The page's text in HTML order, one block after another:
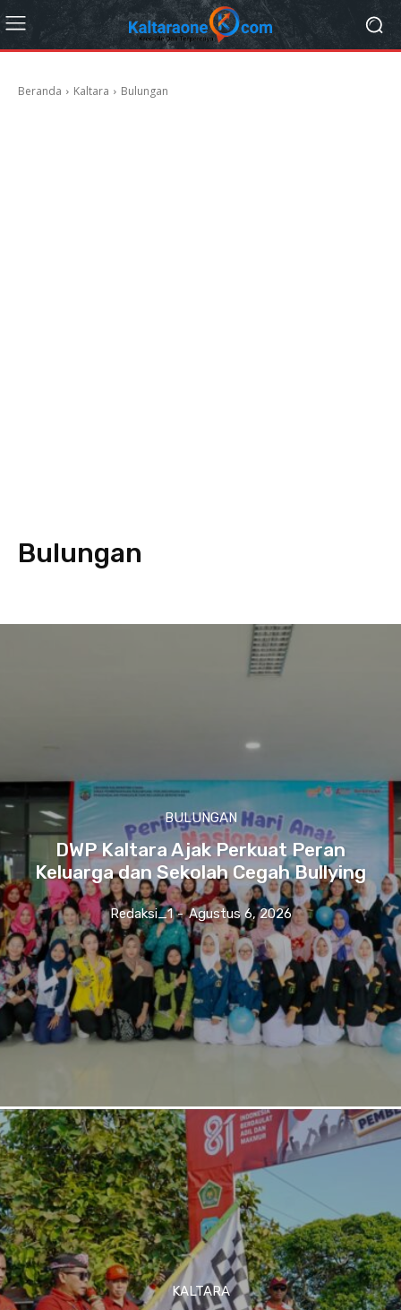
Beranda Kaltara Bulungan
Bulungan
BULUNGAN
DWP Kaltara Ajak Perkuat Peran
Keluarga dan Sekolah Cegah Bullying
Redaksi_1 - Agustus 6, 2026
KALTARA